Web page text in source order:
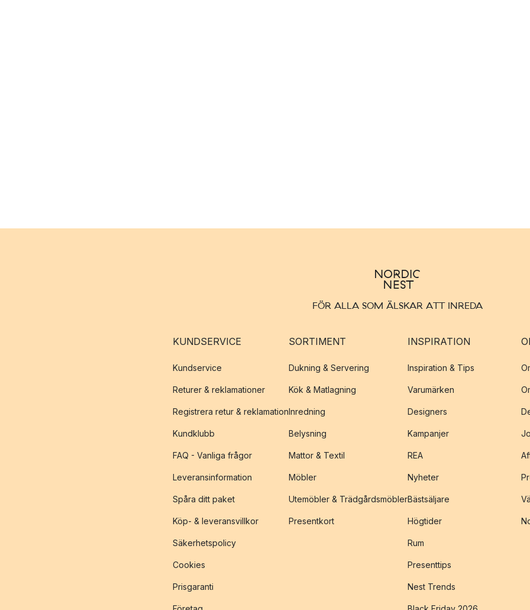
FÖR ALLA SOM ÄLSKAR ATT INREDA
KUNDSERVICE
Kundservice
Returer & reklamationer
Registrera retur & reklamation
Kundklubb
FAQ - Vanliga frågor
Leveransinformation
Spåra ditt paket
Köp- & leveransvillkor
Säkerhetspolicy
Cookies
Prisgaranti
SORTIMENT
Dukning & Servering
Kök & Matlagning
Inredning
Belysning
Mattor & Textil
Möbler
Utemöbler & Trädgårdsmöbler
Presentkort
INSPIRATION
Inspiration & Tips
Varumärken
Designers
Kampanjer
REA
Nyheter
Bästsäljare
Högtider
Rum
Presenttips
Nest Trends